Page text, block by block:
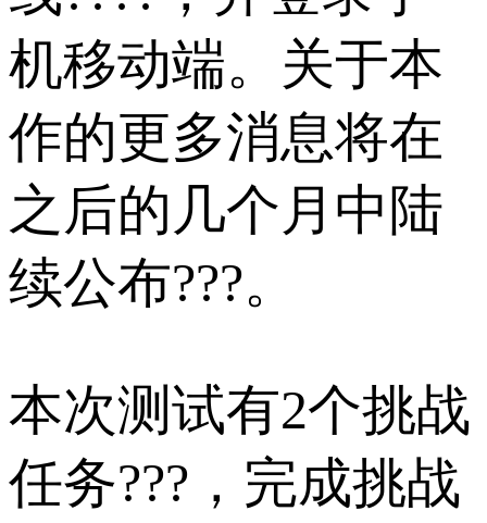
机移动端。关于本
作的更多消息将在
之后的几个月中陆
续公布???。
本次测试有2个挑战
任务???，完成挑战